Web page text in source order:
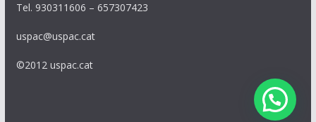
Tel. 930311606 – 657307423
uspac@uspac.cat
©2012 uspac.cat